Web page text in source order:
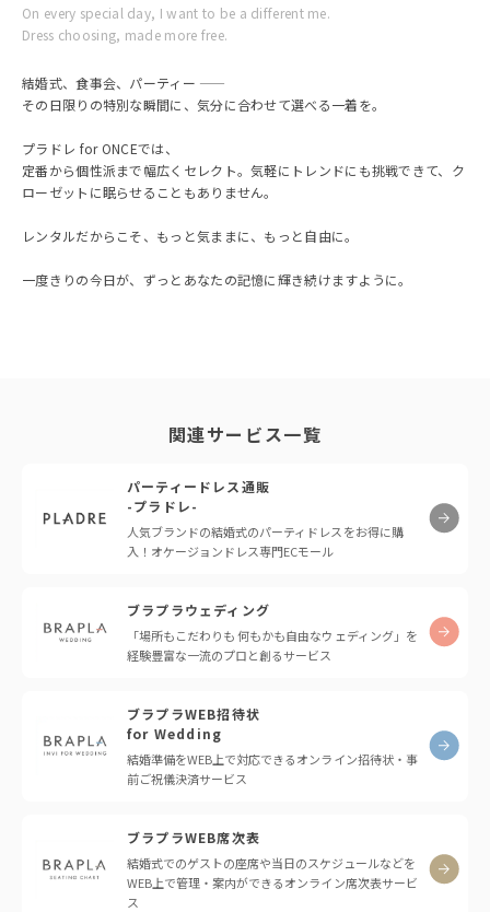
On every special day, I want to be a different me.
Dress choosing, made more free.
結婚式、食事会、パーティー ——
その日限りの特別な瞬間に、気分に合わせて選べる一着を。
プラドレ for ONCEでは、
定番から個性派まで幅広くセレクト。気軽にトレンドにも挑戦できて、ク
ローゼットに眠らせることもありません。
レンタルだからこそ、もっと気ままに、もっと自由に。
一度きりの今日が、ずっとあなたの記憶に輝き続けますように。
関連サービス一覧
パーティードレス通販
-プラドレ-
人気ブランドの結婚式のパーティドレスをお得に購
入！オケージョンドレス専門ECモール
ブラプラウェディング
「場所もこだわりも 何もかも自由なウェディング」を
経験豊富な一流のプロと創るサービス
ブラプラWEB招待状
for Wedding
結婚準備をWEB上で対応できるオンライン招待状・事
前ご祝儀決済サービス
ブラプラWEB席次表
結婚式でのゲストの座席や当日のスケジュールなどを
WEB上で管理・案内ができるオンライン席次表サービ
ス